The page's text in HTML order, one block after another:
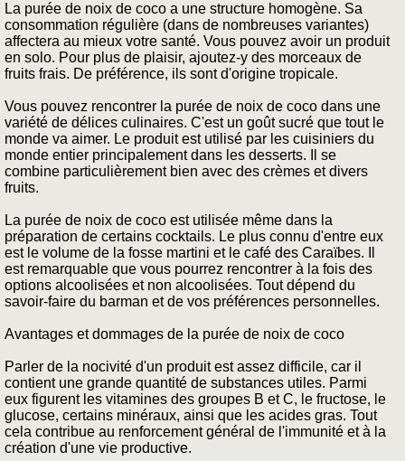
La purée de noix de coco a une structure homogène. Sa
consommation régulière (dans de nombreuses variantes)
affectera au mieux votre santé. Vous pouvez avoir un produit
en solo. Pour plus de plaisir, ajoutez-y des morceaux de
fruits frais. De préférence, ils sont d'origine tropicale.
Vous pouvez rencontrer la purée de noix de coco dans une
variété de délices culinaires. C'est un goût sucré que tout le
monde va aimer. Le produit est utilisé par les cuisiniers du
monde entier principalement dans les desserts. Il se
combine particulièrement bien avec des crèmes et divers
fruits.
La purée de noix de coco est utilisée même dans la
préparation de certains cocktails. Le plus connu d'entre eux
est le volume de la fosse martini et le café des Caraïbes. Il
est remarquable que vous pourrez rencontrer à la fois des
options alcoolisées et non alcoolisées. Tout dépend du
savoir-faire du barman et de vos préférences personnelles.
Avantages et dommages de la purée de noix de coco
Parler de la nocivité d'un produit est assez difficile, car il
contient une grande quantité de substances utiles. Parmi
eux figurent les vitamines des groupes B et C, le fructose, le
glucose, certains minéraux, ainsi que les acides gras. Tout
cela contribue au renforcement général de l'immunité et à la
création d'une vie productive.